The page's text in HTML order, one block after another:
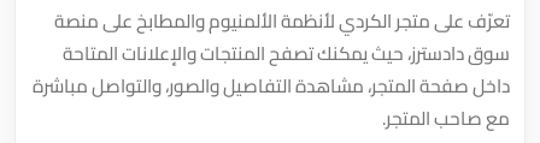
تعرّف على متجر الكردي لأنظمة الألمنيوم والمطابخ على منصة
سوق دادسترز، حيث يمكنك تصفح المنتجات والإعلانات المتاحة
داخل صفحة المتجر، مشاهدة التفاصيل والصور، والتواصل مباشرة
مع صاحب المتجر.